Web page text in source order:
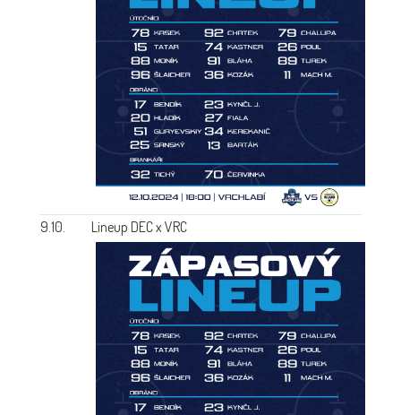
9.10. Lineup DEC x VRC